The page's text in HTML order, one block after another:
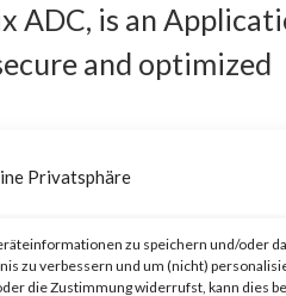
Privatsphäre
zu speichern und/oder
zu verbessern und um (nicht)
die Zustimmung widerrufst, kann dies
ADC, is an
and optimized
Gateway, is an
optimized remote